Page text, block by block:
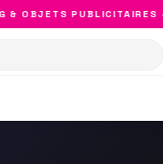
OBJETS PUBLICITAIRES •